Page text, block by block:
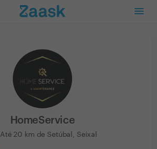
HomeService
Até 20 km de Setúbal, Seixal